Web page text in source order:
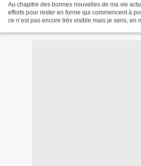
Au chapitre des bonnes nouvelles de ma vie
efforts pour rester en forme qui commencent à
ce n’est pas encore très visible mais je sens, en